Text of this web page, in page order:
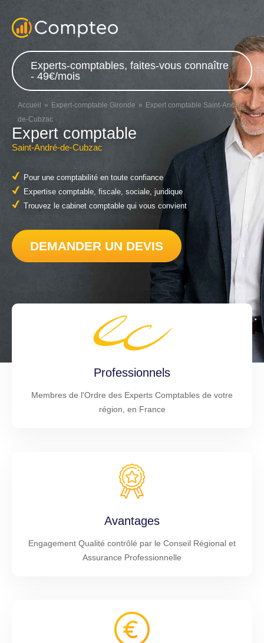
Experts-comptables, faites-vous connaître
- 49€/mois
Accueil Expert-comptable Gironde
Expert comptable Saint-André-
de-Cubzac
Expert comptable
Saint-André-de-Cubzac
Pour une comptabilité en toute confiance
Expertise comptable, fiscale, sociale, juridique
Trouvez le cabinet comptable qui vous convient
DEMANDER UN DEVIS
Professionnels
Membres de l'Ordre des Experts Comptables de votre
région, en France
Avantages
Engagement Qualité contrôlé par le Conseil Régional et
Assurance Professionnelle